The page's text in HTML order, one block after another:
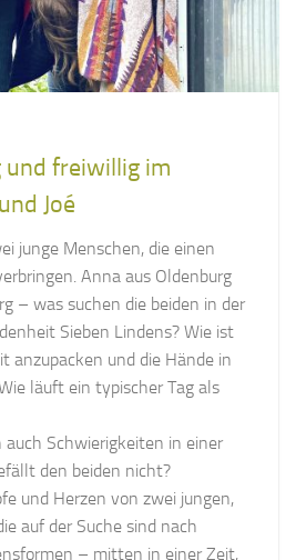
und freiwillig im
Joé
junge Menschen, die einen
Anna aus Oldenburg
– was suchen die beiden in der
Sieben Lindens? Wie ist
anzupacken und die Hände in
läuft ein typischer Tag als
Schwierigkeiten in einer
den beiden nicht?
und Herzen von zwei jungen,
auf der Suche sind nach
– mitten in einer Zeit,